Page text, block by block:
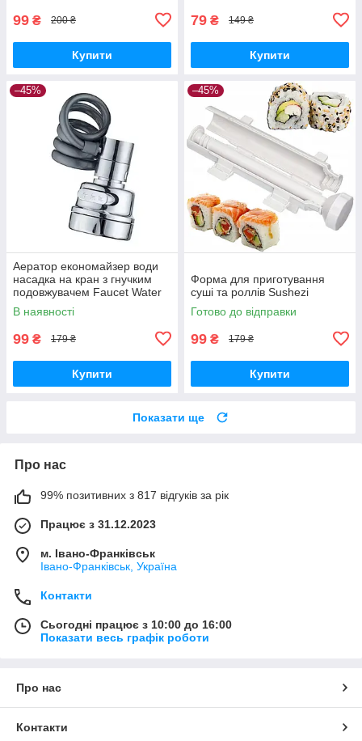
99 ₴ 200 ₴
Купити
79 ₴ 149 ₴
Купити
–45%
Аератор економайзер води
насадка на кран з гнучким
подовжувачем Faucet Water
Mixer
В наявності
99 ₴ 179 ₴
Купити
–45%
Форма для приготування
суші та роллів Sushezi
Готово до відправки
99 ₴ 179 ₴
Купити
Показати ще
Про нас
99% позитивних з 817 відгуків за рік
Працює з 31.12.2023
м. Івано-Франківськ
Івано-Франківськ, Україна
Контакти
Сьогодні працює з 10:00 до 16:00
Показати весь графік роботи
Про нас
Контакти